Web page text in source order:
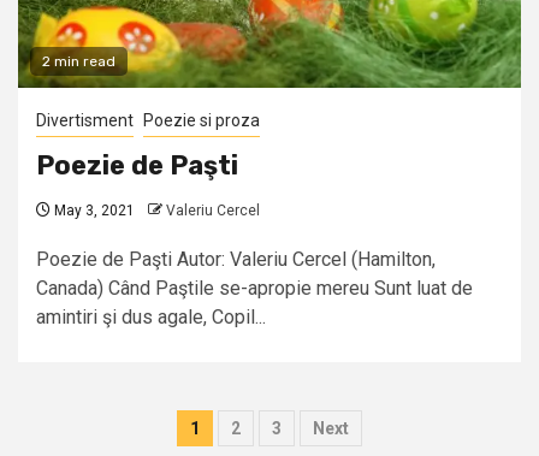
2 min read
Divertisment Poezie si proza
Poezie de Paşti
May 3, 2021 Valeriu Cercel
Poezie de Paşti Autor: Valeriu Cercel (Hamilton,
Canada) Când Paştile se-apropie mereu Sunt luat de
amintiri şi dus agale, Copil...
Posts
1 2 3 Next